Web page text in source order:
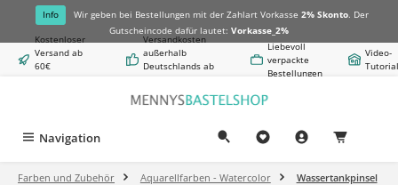
springen
Info Wir geben bei Bestellungen mit der Zahlart Vorkasse 2% Skonto. Der
Gutscheincode dafür lautet: Vorkasse_2%
Kostenloser
Versand ab
60€
Versandkosten
außerhalb
Deutschlands ab
Liebevoll
verpackte
Bestellungen
Video-
Navigation
Farben und Zubehör Aquarellfarben - Watercolor Wassertankpinsel